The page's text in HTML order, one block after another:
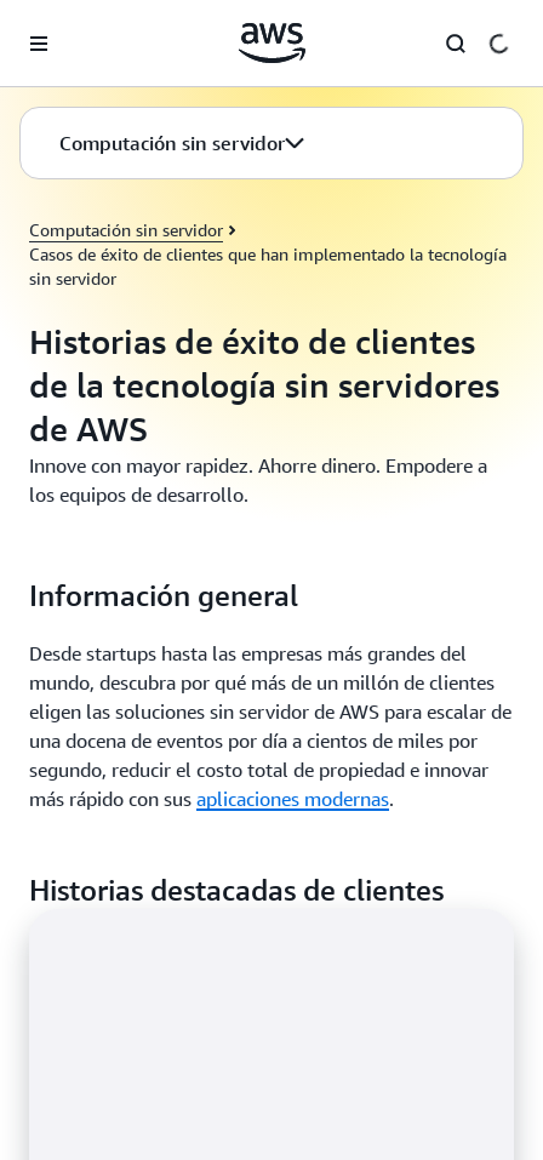
Computación sin servidor
Computación sin servidor
Casos de éxito de clientes que han implementado la tecnología
sin servidor
Historias de éxito de clientes
de la tecnología sin servidores
de AWS
Innove con mayor rapidez. Ahorre dinero. Empodere a
los equipos de desarrollo.
Información general
Desde startups hasta las empresas más grandes del
mundo, descubra por qué más de un millón de clientes
eligen las soluciones sin servidor de AWS para escalar de
una docena de eventos por día a cientos de miles por
segundo, reducir el costo total de propiedad e innovar
más rápido con sus aplicaciones modernas.
Historias destacadas de clientes